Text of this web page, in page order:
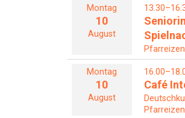
Montag
10
August
Montag
10
August
Café